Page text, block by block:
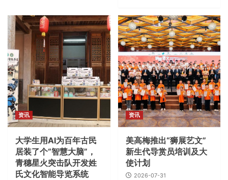
资讯
大学生用AI为百年古民
居装了个“智慧大脑”，
青穗星火突击队开发姓
氏文化智能导览系统
资讯
美高梅推出“狮展艺文”
新生代导赏员培训及大
使计划
2026-07-31